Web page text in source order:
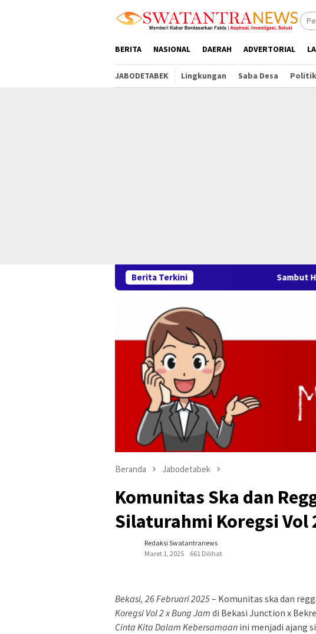
BERITA NASIONAL DAERAH ADVERTORIAL
JABODETABEK Lingkungan Saba Desa Politik
Berita Terkini Sambut HUT RI ke-81,
Beranda Jabodetabek
Komunitas Ska dan
Silaturahmi Koregsi Vol
Redaksi Swatantranews
Maret 1, 2025
661 Dilihat
Bekasi, 26 Februari 2025– Komunitas ska dan
Koregsi Vol 2 x Bung Jam di Bekasi Junction x
Cinta Kita Dalam Kebersamaan ini menjadi ajang